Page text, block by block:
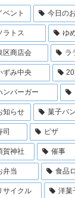
ベント 今日の
ラトス ゆ
区商店会 ラ
ずみ中央
ンバーガー
知らせ 菓子パン
司 ピザ
賀神社 催事
弁当 食品
サイクル 洋菓